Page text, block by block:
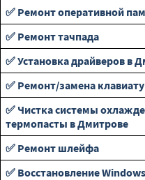
✅ Ремонт оперативной
✅ Ремонт тачпада
✅ Установка драйверов в
✅ Ремонт/замена
✅ Чистка системы
термопасты в Дмитрове
✅ Ремонт шлейфа
✅ Восстановление Windows